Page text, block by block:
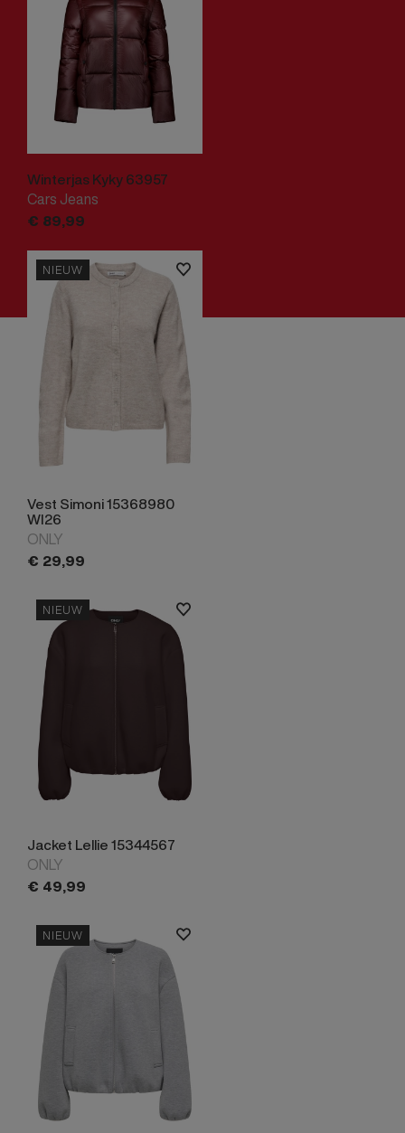
Winterjas Kyky 63957
Cars Jeans
€ 89,99
NIEUW
Vest Simoni 15368980
WI26
ONLY
€ 29,99
NIEUW
Jacket Lellie 15344567
ONLY
€ 49,99
NIEUW